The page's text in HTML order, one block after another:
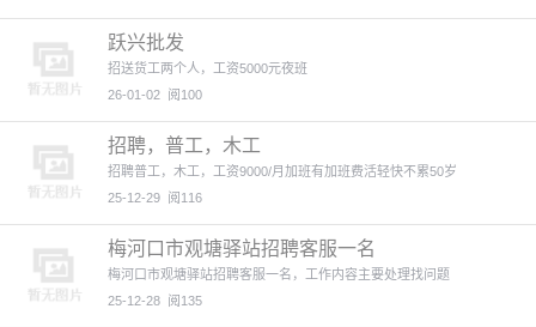
跃兴批发
招送货工两个人，工资5000元夜班
26-01-02 阅100
招聘，普工，木工
招聘普工，木工，工资9000/月加班有加班费活轻快不累50岁
25-12-29 阅116
梅河口市观塘驿站招聘客服一名
梅河口市观塘驿站招聘客服一名，工作内容主要处理找问题
25-12-28 阅135